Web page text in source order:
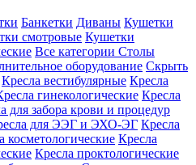
Банкетки Диваны Кушетки
смотровые Кушетки
Все категории Столы
оборудование Скрыть
Кресла вестибулярные Кресла
гинекологические Кресла
для забора крови и процедур
для ЭЭГ и ЭХО-ЭГ Кресла
косметологические Кресла
Кресла проктологические